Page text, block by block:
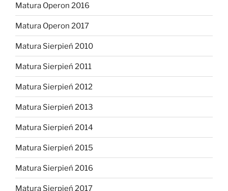
Matura Operon 2016
Matura Operon 2017
Matura Sierpień 2010
Matura Sierpień 2011
Matura Sierpień 2012
Matura Sierpień 2013
Matura Sierpień 2014
Matura Sierpień 2015
Matura Sierpień 2016
Matura Sierpień 2017